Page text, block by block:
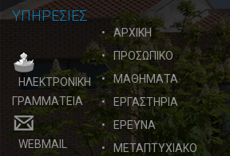
ΥΠΗΡΕΣΙΕΣ
ΗΛΕΚΤΡΟΝΙΚΗ
ΓΡΑΜΜΑΤΕΙΑ
WEBMAIL
ΑΡΧΙΚΗ
ΠΡΟΣΩΠΙΚΟ
ΜΑΘΗΜΑΤΑ
ΕΡΓΑΣΤΗΡΙΑ
ΕΡΕΥΝΑ
ΜΕΤΑΠΤΥΧΙΑΚΟ